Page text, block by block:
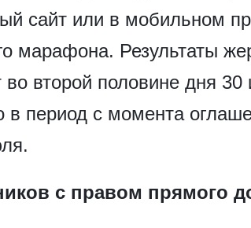
сайт или в мобильном
марафона. Результаты
во второй половине дня
в период с момента
с правом прямого